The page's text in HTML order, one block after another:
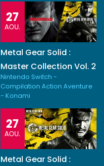
27
AOU.
Metal Gear Solid :
Master Collection Vol. 2
Nintendo Switch -
Compilation Action Aventure
- Konami
27
AOU.
Metal Gear Solid :